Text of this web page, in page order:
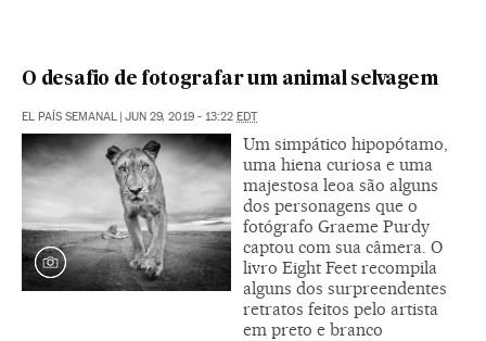
O desafio de fotografar um animal selvagem
EL PAÍS SEMANAL | JUN 29, 2019 - 13:22 EDT
Um simpático hipopótamo,
uma hiena curiosa e uma
majestosa leoa são alguns
dos personagens que o
fotógrafo Graeme Purdy
captou com sua câmera. O
livro Eight Feet recompila
alguns dos surpreendentes
retratos feitos pelo artista
em preto e branco